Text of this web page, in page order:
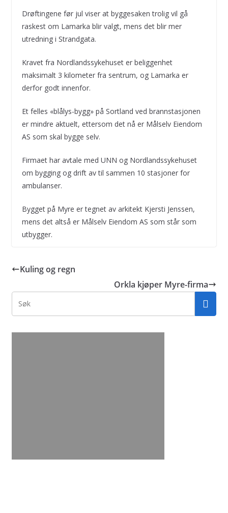
Drøftingene før jul viser at byggesaken trolig vil gå
raskest om Lamarka blir valgt, mens det blir mer
utredning i Strandgata.
Kravet fra Nordlandssykehuset er beliggenhet
maksimalt 3 kilometer fra sentrum, og Lamarka er
derfor godt innenfor.
Et felles «blålys-bygg» på Sortland ved brannstasjonen
er mindre aktuelt, ettersom det nå er Målselv Eiendom
AS som skal bygge selv.
Firmaet har avtale med UNN og Nordlandssykehuset
om bygging og drift av til sammen 10 stasjoner for
ambulanser.
Bygget på Myre er tegnet av arkitekt Kjersti Jenssen,
mens det altså er Målselv Eiendom AS som står som
utbygger.
Kuling og regn
Orkla kjøper Myre-firma